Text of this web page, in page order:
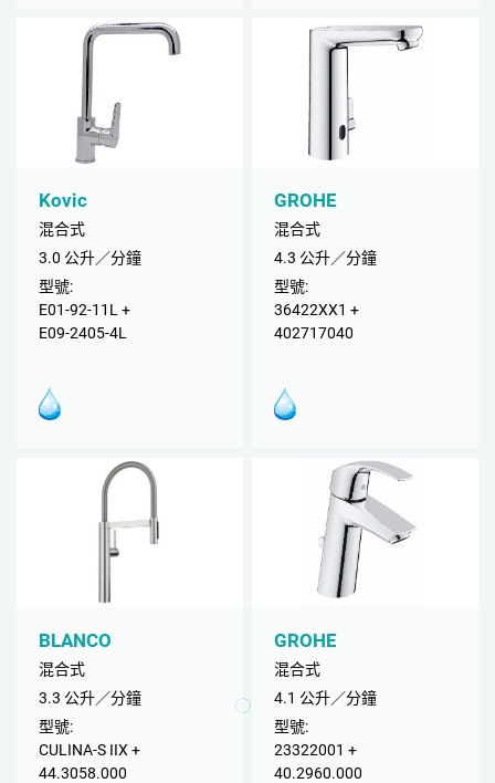
Kovic
混合式
3.0 公升／分鐘
型號:
E01-92-11L +
E09-2405-4L
GROHE
混合式
4.3 公升／分鐘
型號:
36422XX1 +
402717040
BLANCO
混合式
3.3 公升／分鐘
型號:
CULINA-S IIX +
44.3058.000
GROHE
混合式
4.1 公升／分鐘
型號:
23322001 +
40.2960.000